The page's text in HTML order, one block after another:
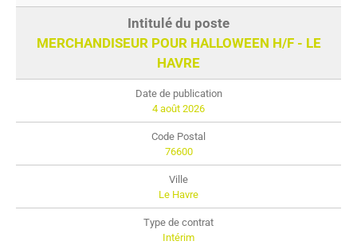
MERCHANDISEUR POUR HALLOWEEN H/F - LE
HAVRE
4 août 2026
76600
Le Havre
Intérim